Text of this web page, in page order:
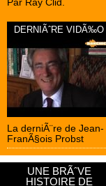
DERNIÃˆRE VIDÃ‰O
La derniÃ¨re de Jean-
FranÃ§ois Probst
UNE BRÃˆVE
HISTOIRE DE